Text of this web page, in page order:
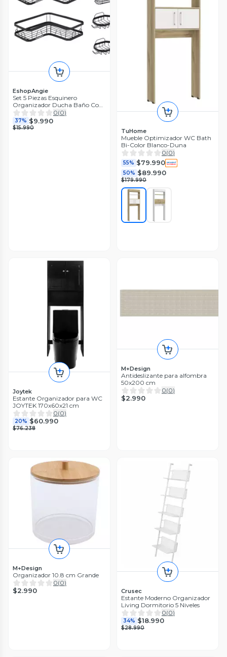
EshopAngie
Set 5 Piezas Esquinero
Organizador Ducha Baño Con
Adhesivos
0(0)
37% $9.990
$15.990 TuHome
Mueble Optimizador WC Bath
Bi-Color Blanco-Duna
0(0)
55% $79.990
50% $89.990
$179.990
Joytek
Estante Organizador para WC
JOYTEK 170x60x21 cm
0(0)
20% $60.990
$76.238
M+Design
Antideslizante para alfombra
50x200 cm
0(0)
$2.990
M+Design
Organizador 10.8 cm Grande
0(0)
$2.990 Crusec
Estante Moderno Organizador
Living Dormitorio 5 Niveles
0(0)
34% $18.990
$28.990